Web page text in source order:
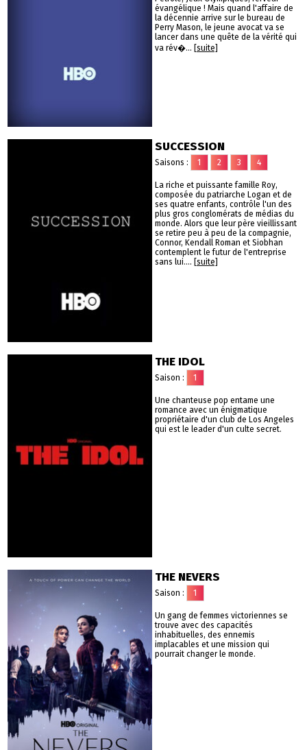
évangélique ! Mais quand l'affaire de
la décennie arrive sur le bureau de
Perry Mason, le jeune avocat va se
lancer dans une quête de la vérité qui
va rév�... [suite]
SUCCESSION
Saisons : 1 2 3 4
La riche et puissante famille Roy,
composée du patriarche Logan et de
ses quatre enfants, contrôle l'un des
plus gros conglomérats de médias du
monde. Alors que leur père vieillissant
se retire peu à peu de la compagnie,
Connor, Kendall Roman et Siobhan
contemplent le futur de l'entreprise
sans lui.... [suite]
THE IDOL
Saison : 1
Une chanteuse pop entame une
romance avec un énigmatique
propriétaire d'un club de Los Angeles
qui est le leader d'un culte secret.
THE NEVERS
Saison : 1
Un gang de femmes victoriennes se
trouve avec des capacités
inhabituelles, des ennemis
implacables et une mission qui
pourrait changer le monde.